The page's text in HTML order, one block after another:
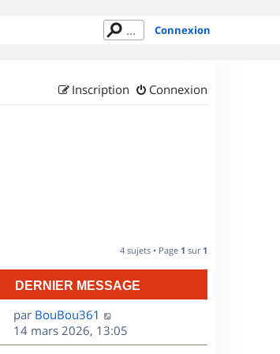
Connexion
Connexion
Inscription
4 sujets • Page 1 sur 1
DERNIER MESSAGE
D
e
r
par BouBou361
14 mars 2026, 13:05